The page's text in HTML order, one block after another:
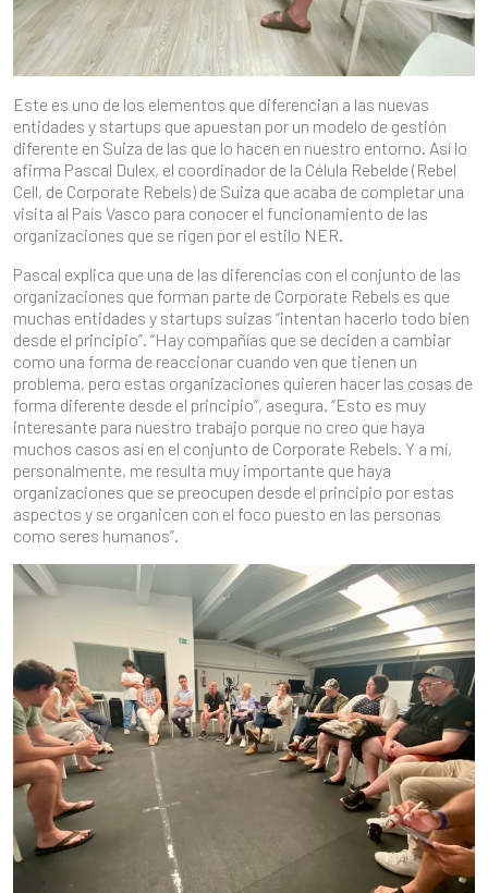
Este es uno de los elementos que diferencian a las nuevas
entidades y startups que apuestan por un modelo de gestión
diferente en Suiza de las que lo hacen en nuestro entorno. Así lo
afirma Pascal Dulex, el coordinador de la Célula Rebelde (Rebel
Cell, de Corporate Rebels) de Suiza que acaba de completar una
visita al País Vasco para conocer el funcionamiento de las
organizaciones que se rigen por el estilo NER.
Pascal explica que una de las diferencias con el conjunto de las
organizaciones que forman parte de Corporate Rebels es que
muchas entidades y startups suizas “intentan hacerlo todo bien
desde el principio”. “Hay compañías que se deciden a cambiar
como una forma de reaccionar cuando ven que tienen un
problema, pero estas organizaciones quieren hacer las cosas de
forma diferente desde el principio”, asegura. “Esto es muy
interesante para nuestro trabajo porque no creo que haya
muchos casos así en el conjunto de Corporate Rebels. Y a mí,
personalmente, me resulta muy importante que haya
organizaciones que se preocupen desde el principio por estas
aspectos y se organicen con el foco puesto en las personas
como seres humanos”.